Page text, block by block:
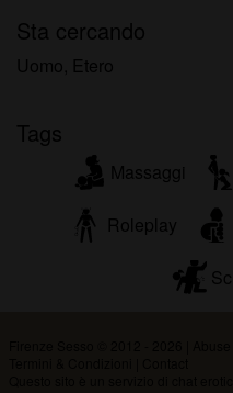
Sta cercando
Uomo, Etero
Tags
Massaggi
Roleplay